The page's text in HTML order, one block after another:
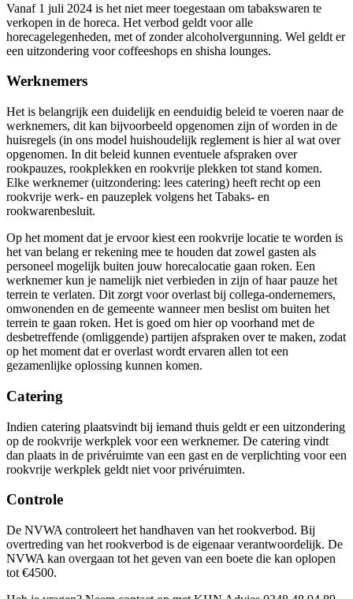
Vanaf 1 juli 2024 is het niet meer toegestaan om tabakswaren te
verkopen in de horeca. Het verbod geldt voor alle
horecagelegenheden, met of zonder alcoholvergunning. Wel geldt er
een uitzondering voor coffeeshops en shisha lounges.
Werknemers
Het is belangrijk een duidelijk en eenduidig beleid te voeren naar de
werknemers, dit kan bijvoorbeeld opgenomen zijn of worden in de
huisregels (in ons model huishoudelijk reglement is hier al wat over
opgenomen. In dit beleid kunnen eventuele afspraken over
rookpauzes, rookplekken en rookvrije plekken tot stand komen.
Elke werknemer (uitzondering: lees catering) heeft recht op een
rookvrije werk- en pauzeplek volgens het Tabaks- en
rookwarenbesluit.
Op het moment dat je ervoor kiest een rookvrije locatie te worden is
het van belang er rekening mee te houden dat zowel gasten als
personeel mogelijk buiten jouw horecalocatie gaan roken. Een
werknemer kun je namelijk niet verbieden in zijn of haar pauze het
terrein te verlaten. Dit zorgt voor overlast bij collega-ondernemers,
omwonenden en de gemeente wanneer men beslist om buiten het
terrein te gaan roken. Het is goed om hier op voorhand met de
desbetreffende (omliggende) partijen afspraken over te maken, zodat
op het moment dat er overlast wordt ervaren allen tot een
gezamenlijke oplossing kunnen komen.
Catering
Indien catering plaatsvindt bij iemand thuis geldt er een uitzondering
op de rookvrije werkplek voor een werknemer. De catering vindt
dan plaats in de privéruimte van een gast en de verplichting voor een
rookvrije werkplek geldt niet voor privéruimten.
Controle
De NVWA controleert het handhaven van het rookverbod. Bij
overtreding van het rookverbod is de eigenaar verantwoordelijk. De
NVWA kan overgaan tot het geven van een boete die kan oplopen
tot €4500.